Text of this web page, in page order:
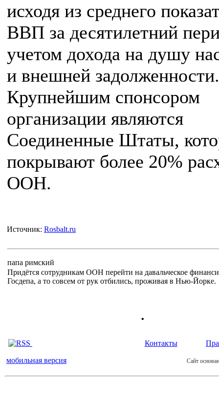
исходя из среднего
ВВП за десятилетний
учетом дохода на душу
и внешней задолженности.
Крупнейшим спонсором
организации являются
Соединенные Штаты,
покрывают более 20%
ООН.
Источник: Rosbalt.ru
папа римский
Придётся сотрудникам ООН перейти на давальческое
Госдепа, а то совсем от рук отбились, проживая в Нью-Йорке.
.
Контакты
мобильная версия Сайт